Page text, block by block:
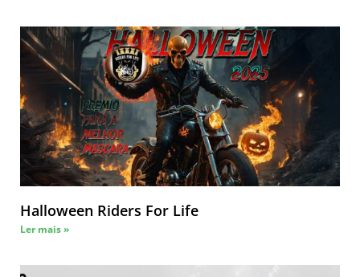
Halloween Riders For Life
Ler mais »